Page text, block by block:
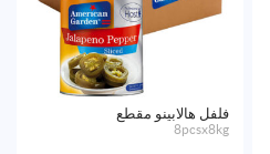
فلفل هالابينو مقطع
8pcsx8kg